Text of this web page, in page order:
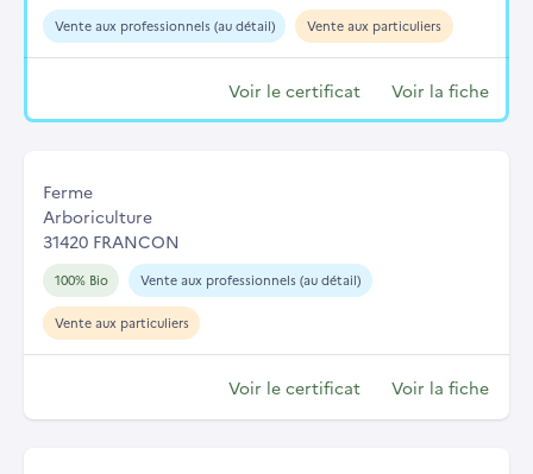
Vente aux professionnels (au détail) Vente aux particuliers
Voir le certificat Voir la fiche
Ferme
Arboriculture
31420 FRANCON
100% Bio Vente aux professionnels (au détail)
Vente aux particuliers
Voir le certificat Voir la fiche